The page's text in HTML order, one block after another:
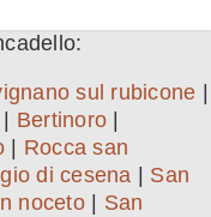
sul rubicone
Bertinoro
Rocca san
di cesena
San
noceto| San